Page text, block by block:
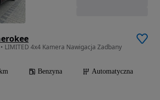
LIMITED 4x4 Kamera Nawigacja Zadbany
Benzyna
Automatyczna